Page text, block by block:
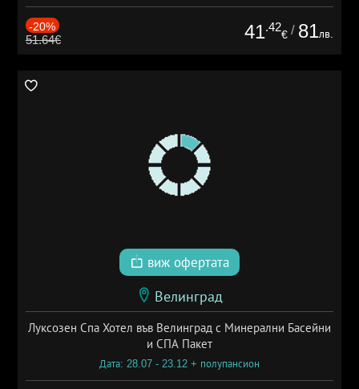
-20%
51.64€ 41.42
€ / 81лв.
виж офертата
Велинград
Луксозен Спа Хотел във Велинград с Минерални Басейни
и СПА Пакет
Дата: 28.07 - 23.12 + полупансион